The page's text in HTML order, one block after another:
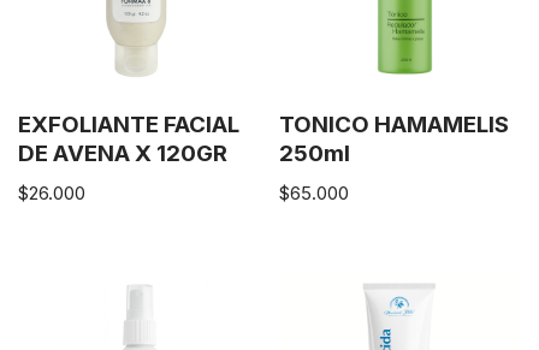
EXFOLIANTE FACIAL
DE AVENA X 120GR
$26.000
TONICO HAMAMELIS
250ml
$65.000